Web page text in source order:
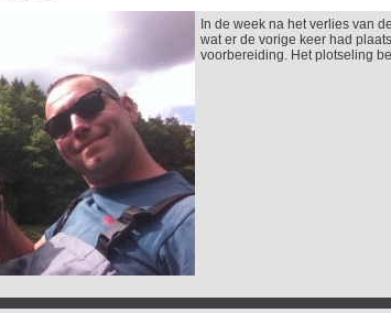
In de week na het verlies van
wat er de vorige keer had
voorbereiding. Het plotseling